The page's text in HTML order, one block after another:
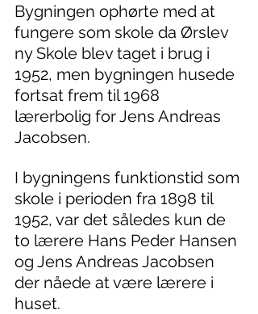
Bygningen ophørte med at
fungere som skole da Ørslev
ny Skole blev taget i brug i
1952, men bygningen husede
fortsat frem til 1968
lærerbolig for Jens Andreas
Jacobsen.
I bygningens funktionstid som
skole i perioden fra 1898 til
1952, var det således kun de
to lærere Hans Peder Hansen
og Jens Andreas Jacobsen
der nåede at være lærere i
huset.